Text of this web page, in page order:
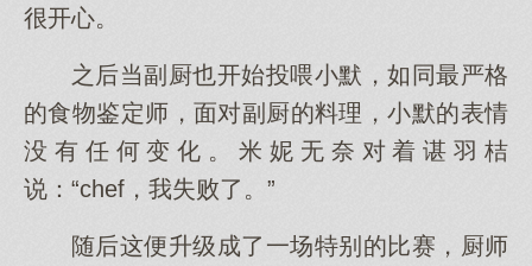
很开心。
之后当副厨也开始投喂小默，如同最严格
的食物鉴定师，面对副厨的料理，小默的表情
没有任何变化。米妮无奈对着谌羽桔
说：“chef，我失败了。”
随后这便升级成了一场特别的比赛，厨师